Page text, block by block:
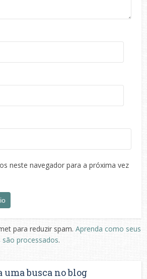
neste navegador para a próxima vez
para reduzir spam.Aprenda como seus
processados.
uma busca no blog